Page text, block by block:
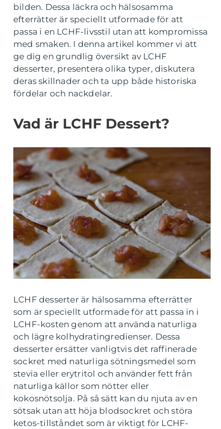
bilden. Dessa läckra och hälsosamma
efterrätter är speciellt utformade för att
passa i en LCHF-livsstil utan att kompromissa
med smaken. I denna artikel kommer vi att
ge dig en grundlig översikt av LCHF
desserter, presentera olika typer, diskutera
deras skillnader och ta upp både historiska
fördelar och nackdelar.
Vad är LCHF Dessert?
LCHF desserter är hälsosamma efterrätter
som är speciellt utformade för att passa in i
LCHF-kosten genom att använda naturliga
och lägre kolhydratingredienser. Dessa
desserter ersätter vanligtvis det raffinerade
sockret med naturliga sötningsmedel som
stevia eller erytritol och använder fett från
naturliga källor som nötter eller
kokosnötsolja. På så sätt kan du njuta av en
sötsak utan att höja blodsockret och störa
ketos-tillståndet som är viktigt för LCHF-